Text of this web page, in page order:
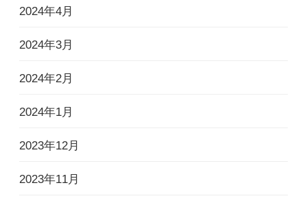
2024年4月
2024年3月
2024年2月
2024年1月
2023年12月
2023年11月